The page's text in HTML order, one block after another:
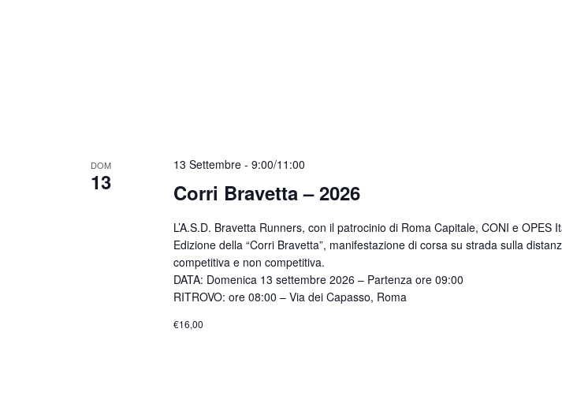
DOM
13
13 Settembre - 9:00/11:00
Corri Bravetta – 2026
L’A.S.D. Bravetta Runners, con il patrocinio di Roma Capitale, CONI e OPES
Edizione della “Corri Bravetta”, manifestazione di corsa su strada sulla
competitiva e non competitiva.
DATA: Domenica 13 settembre 2026 – Partenza ore 09:00
RITROVO: ore 08:00 – Via dei Capasso, Roma
€16,00